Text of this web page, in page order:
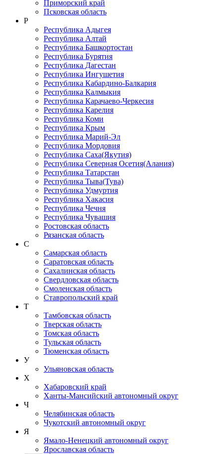
Приморский край
Псковская область
Р
Республика Адыгея
Республика Алтай
Республика Башкортостан
Республика Бурятия
Республика Дагестан
Республика Ингушетия
Республика Кабардино-Балкария
Республика Калмыкия
Республика Карачаево-Черкеcия
Республика Карелия
Республика Коми
Республика Крым
Республика Марий-Эл
Республика Мордовия
Республика Саха(Якутия)
Республика Северная Осетия(Алания)
Республика Татарстан
Республика Тыва(Тува)
Республика Удмуртия
Республика Хакасия
Республика Чечня
Республика Чувашия
Ростовская область
Рязанская область
С
Самарская область
Саратовская область
Сахалинская область
Свердловская область
Смоленская область
Ставропольский край
Т
Тамбовская область
Тверская область
Томская область
Тульская область
Тюменская область
У
Ульяновская область
Х
Хабаровский край
Ханты-Мансийский автономный округ
Ч
Челябинская область
Чукотский автономный округ
Я
Ямало-Ненецкий автономный округ
Ярославская область